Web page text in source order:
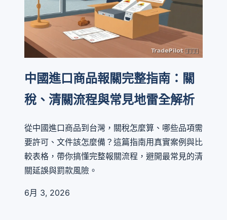
中國進口商品報關完整指南：關
稅、清關流程與常見地雷全解析
從中國進口商品到台灣，關稅怎麼算、哪些品項需
要許可、文件該怎麼備？這篇指南用真實案例與比
較表格，帶你搞懂完整報關流程，避開最常見的清
關延誤與罰款風險。
6月 3, 2026